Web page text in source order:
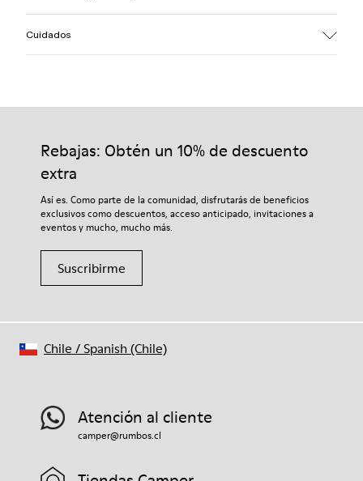
Cuidados
Rebajas: Obtén un 10% de descuento
extra
Así es. Como parte de la comunidad, disfrutarás de beneficios
exclusivos como descuentos, acceso anticipado, invitaciones a
eventos y mucho, mucho más.
Suscribirme
Atención al cliente
camper@rumbos.cl
Chile /Spanish (Chile)